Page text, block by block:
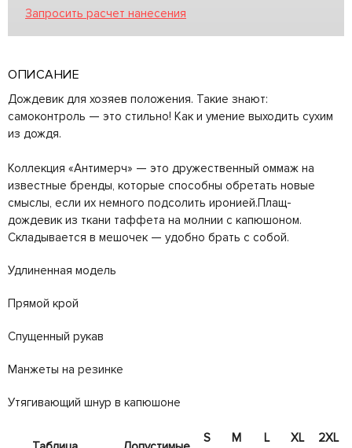
Запросить расчет нанесения
ОПИСАНИЕ
Дождевик для хозяев положения. Такие знают:
самоконтроль — это стильно! Как и умение выходить сухим
из дождя.
Коллекция «Антимерч» — это дружественный оммаж на
известные бренды, которые способны обретать новые
смыслы, если их немного подсолить иронией.Плащ-
дождевик из ткани таффета на молнии с капюшоном.
Складывается в мешочек — удобно брать с собой.
Удлиненная модель
Прямой крой
Спущенный рукав
Манжеты на резинке
Утягивающий шнур в капюшоне
S
M
L
XL
2XL